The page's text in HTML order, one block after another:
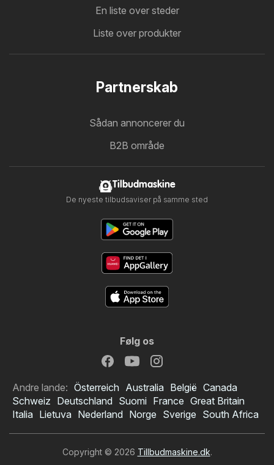
En liste over steder
Liste over produkter
Partnerskab
Sådan annoncerer du
B2B område
Tilbudmaskine
De nyeste tilbudsaviser på samme sted
Følg os
Andre lande: Österreich Australia België Canada
Schweiz Deutschland Suomi France Great Britain
Italia Lietuva Nederland Norge Sverige South Africa
Copyright © 2026 Tillbudmaskine.dk.